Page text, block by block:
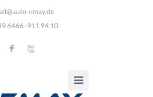
emay.de
6466 -911 94 10
F X